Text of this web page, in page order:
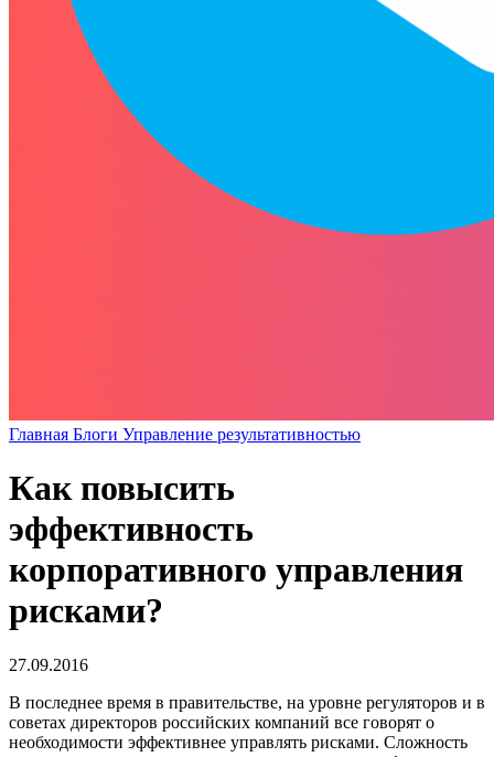
Главная Блоги Управление результативностью
Как повысить
эффективность
корпоративного управления
рисками?
27.09.2016
В последнее время в правительстве, на уровне регуляторов и в
советах директоров российских компаний все говорят о
необходимости эффективнее управлять рисками. Сложность